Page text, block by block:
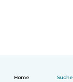
Home Suche